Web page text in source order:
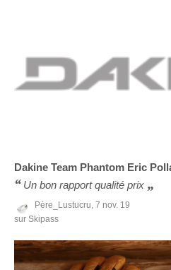
Dakine Team Phantom Eric
Un bon rapport qualité prix
Père_Lustucru, 7 nov. 19
sur Skipass